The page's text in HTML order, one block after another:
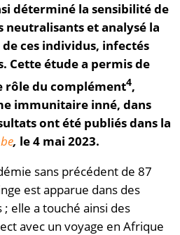
déterminé la sensibilité de
neutralisants et analysé la
ces individus, infectés
Cette étude a permis de
rôle du complément4,
immunitaire inné, dans
ont été publiés dans la
, le 4 mai 2023.
sans précédent de 87
est apparue dans des
elle a touché ainsi des
avec un voyage en Afrique